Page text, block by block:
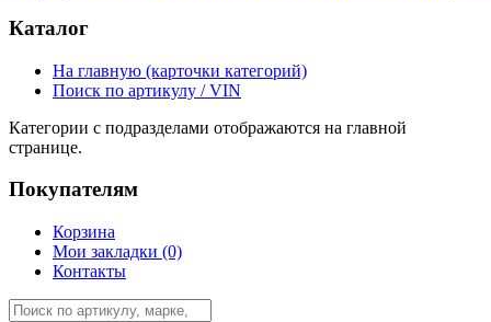
Каталог
На главную (карточки категорий)
Поиск по артикулу / VIN
Категории с подразделами отображаются на главной
странице.
Покупателям
Корзина
Мои закладки (0)
Контакты